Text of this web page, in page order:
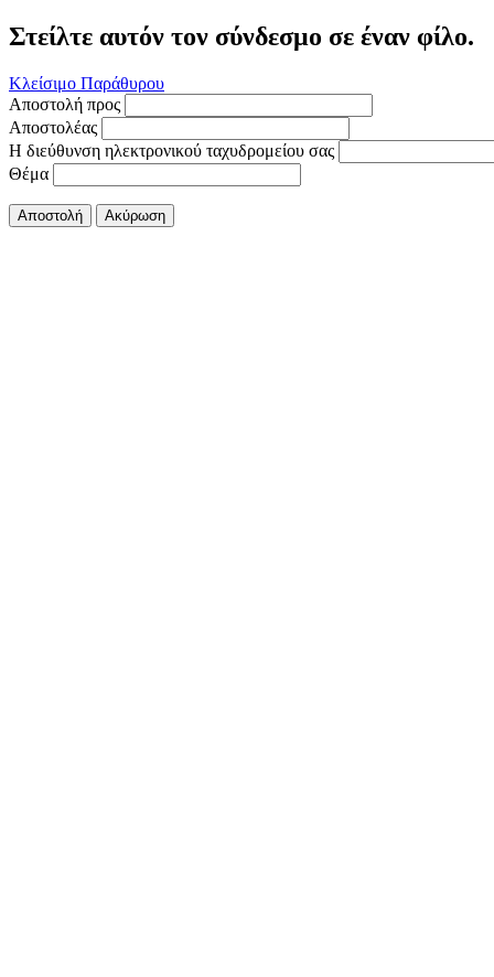
Στείλτε αυτόν τον σύνδεσμο σε έναν φίλο.
Κλείσιμο Παράθυρου
Αποστολή προς
Αποστολέας
Η διεύθυνση ηλεκτρονικού ταχυδρομείου σας
Θέμα
Αποστολή Ακύρωση